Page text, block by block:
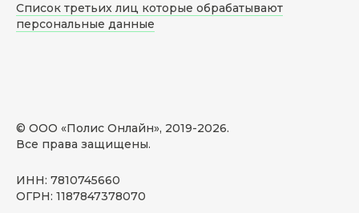
© ООО «Полис Онлайн», 2019-2026.
Все права защищены.
ИНН: 7810745660
ОГРН: 1187847378070
Список третьих лиц которые обрабатывают
персональные данные